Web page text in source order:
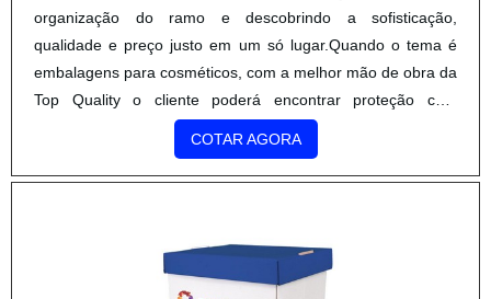
organização do ramo e descobrindo a sofisticação,
qualidade e preço justo em um só lugar.Quando o tema é
embalagens para cosméticos, com a melhor mão de obra da
Top Quality o cliente poderá encontrar proteção com
soluções eficazes para serviços gráficos.DETALHES SOBRE
EMBALAGENS PARA CO...
COTAR AGORA